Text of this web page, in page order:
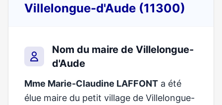
Villelongue-d'Aude (11300)
Nom du maire de Villelongue-
d'Aude
Mme Marie-Claudine LAFFONT a été
élue maire du petit village de Villelongue-